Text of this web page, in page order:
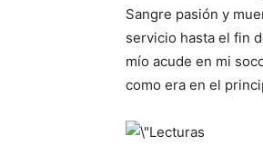
Sangre pasión y
servicio hasta el fin
mío acude en mi
como era en el